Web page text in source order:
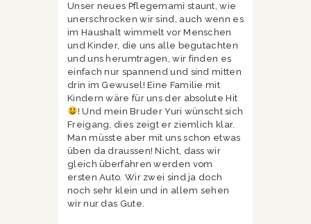
Unser neues Pflegemami staunt, wie
unerschrocken wir sind, auch wenn es
im Haushalt wimmelt vor Menschen
und Kinder, die uns alle begutachten
und uns herumtragen, wir finden es
einfach nur spannend und sind mitten
drin im Gewusel! Eine Familie mit
Kindern wäre für uns der absolute Hit
! Und mein Bruder Yuri wünscht sich
Freigang, dies zeigt er ziemlich klar.
Man müsste aber mit uns schon etwas
üben da draussen! Nicht, dass wir
gleich überfahren werden vom
ersten Auto. Wir zwei sind ja doch
noch sehr klein und in allem sehen
wir nur das Gute.